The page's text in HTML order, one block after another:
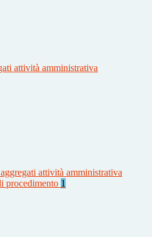
attività amministrativa
attività amministrativa
procedimento 1